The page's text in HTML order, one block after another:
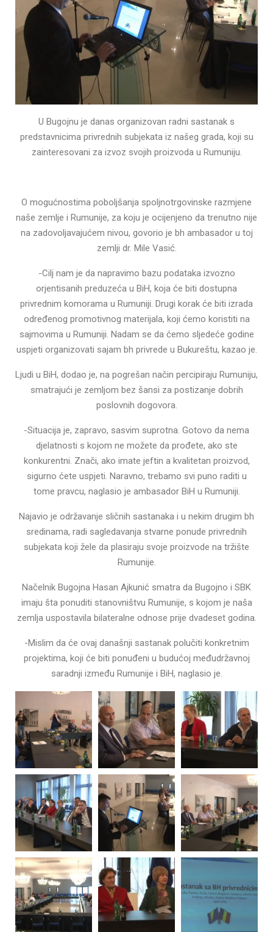
U Bugojnu je danas organizovan radni sastanak s
predstavnicima privrednih subjekata iz našeg grada, koji su
zainteresovani za izvoz svojih proizvoda u Rumuniju.
O mogućnostima poboljšanja spoljnotrgovinske razmjene
naše zemlje i Rumunije, za koju je ocijenjeno da trenutno nije
na zadovoljavajućem nivou, govorio je bh ambasador u toj
zemlji dr. Mile Vasić.
-Cilj nam je da napravimo bazu podataka izvozno
orjentisanih preduzeća u BiH, koja će biti dostupna
privrednim komorama u Rumuniji. Drugi korak će biti izrada
određenog promotivnog materijala, koji ćemo koristiti na
sajmovima u Rumuniji. Nadam se da ćemo sljedeće godine
uspjeti organizovati sajam bh privrede u Bukureštu, kazao je.
Ljudi u BiH, dodao je, na pogrešan način percipiraju Rumuniju,
smatrajući je zemljom bez šansi za postizanje dobrih
poslovnih dogovora.
-Situacija je, zapravo, sasvim suprotna. Gotovo da nema
djelatnosti s kojom ne možete da prođete, ako ste
konkurentni. Znači, ako imate jeftin a kvalitetan proizvod,
sigurno ćete uspjeti. Naravno, trebamo svi puno raditi u
tome pravcu, naglasio je ambasador BiH u Rumuniji.
Najavio je održavanje sličnih sastanaka i u nekim drugim bh
sredinama, radi sagledavanja stvarne ponude privrednih
subjekata koji žele da plasiraju svoje proizvode na tržište
Rumunije.
Načelnik Bugojna Hasan Ajkunić smatra da Bugojno i SBK
imaju šta ponuditi stanovništvu Rumunije, s kojom je naša
zemlja uspostavila bilateralne odnose prije dvadeset godina.
-Mislim da će ovaj današnji sastanak polučiti konkretnim
projektima, koji će biti ponuđeni u budućoj međudržavnoj
saradnji između Rumunije i BiH, naglasio je.